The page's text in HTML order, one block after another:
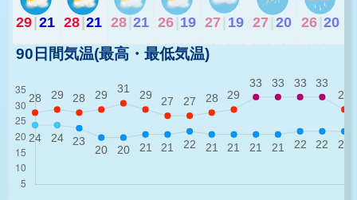
29 21 28 21 28 21 26 19 27 19 27 20 26 20
90日間気温(最高・最低気温)